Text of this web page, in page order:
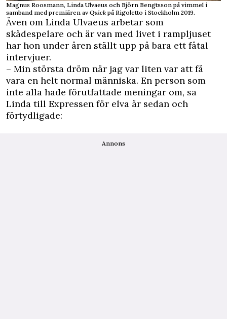
Magnus Roosmann, Linda Ulvaeus och Björn Bengtsson på vimmel i
samband med premiären av Quick på Rigoletto i Stockholm 2019.
Även om Linda Ulvaeus arbetar som
skådespelare och är van med livet i rampljuset
har hon under åren ställt upp på bara ett fåtal
intervjuer.
– Min största dröm när jag var liten var att få
vara en helt normal människa. En person som
inte alla hade förutfattade meningar om, sa
Linda till Expressen för elva år sedan och
förtydligade:
Annons